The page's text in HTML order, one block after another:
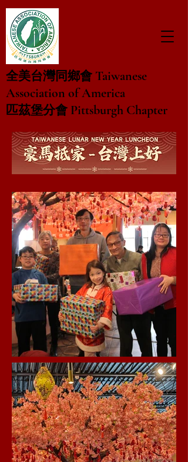
全美台灣同鄉會 Taiwanese
Association of America
匹茲堡分會 Pittsburgh Chapter